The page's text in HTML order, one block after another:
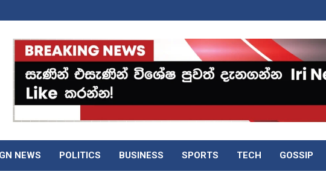
NEWS POLITICS BUSINESS SPORTS TECH GOSSIP